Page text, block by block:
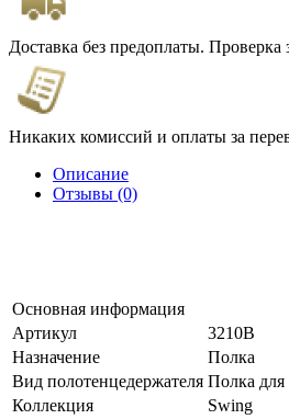
Доставка без предоплаты. Проверка
Никаких комиссий и оплаты за
Описание
Отзывы (0)
Основная информация
Артикул
3210B
Назначение
Полка
Вид полотенцедержателя Полка для
Коллекция
Swing